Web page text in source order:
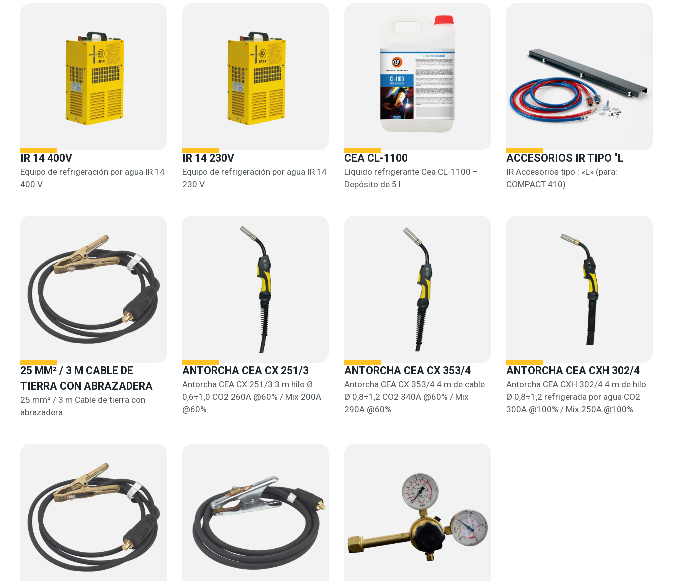
IR 14 400V
Equipo de refrigeración por agua IR 14
400 V
IR 14 230V
Equipo de refrigeración por agua IR 14
230 V
CEA CL-1100
Líquido refrigerante Cea CL-1100 –
Depósito de 5 l
ACCESORIOS IR TIPO "L
IR Accesorios tipo : «L» (para:
COMPACT 410)
25 MM² / 3 M CABLE DE
TIERRA CON ABRAZADERA
25 mm² / 3 m Cable de tierra con
abrazadera
ANTORCHA CEA CX 251/3
Antorcha CEA CX 251/3 3 m hilo Ø
0,6÷1,0 CO2 260A @60% / Mix 200A
@60%
ANTORCHA CEA CX 353/4
Antorcha CEA CX 353/4 4 m de cable
Ø 0,8÷1,2 CO2 340A @60% / Mix
290A @60%
ANTORCHA CEA CXH 302/4
Antorcha CEA CXH 302/4 4 m de hilo
Ø 0,8÷1,2 refrigerada por agua CO2
300A @100% / Mix 250A @100%